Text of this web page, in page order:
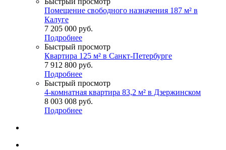
Помещение свободного назначения 187 м² в
Калуге
7 205 000 руб.
Подробнее
Быстрый просмотр
Квартира 125 м² в Санкт-Петербурге
7 912 800 руб.
Подробнее
Быстрый просмотр
4-комнатная квартира 83,2 м² в Дзержинском
8 003 008 руб.
Подробнее